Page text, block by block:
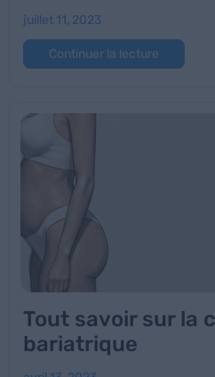
juillet 11, 2023
Continuer la lecture
Tout savoir sur la
bariatrique